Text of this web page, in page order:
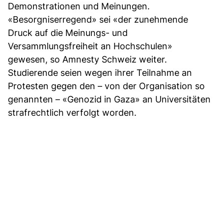
Demonstrationen und Meinungen.
«Besorgniserregend» sei «der zunehmende
Druck auf die Meinungs- und
Versammlungsfreiheit an Hochschulen»
gewesen, so Amnesty Schweiz weiter.
Studierende seien wegen ihrer Teilnahme an
Protesten gegen den – von der Organisation so
genannten – «Genozid in Gaza» an Universitäten
strafrechtlich verfolgt worden.